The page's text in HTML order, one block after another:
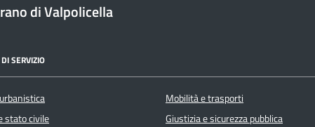
di Valpolicella
SERVIZIO
stato civile
Mobilità e trasporti
Giustizia e sicurezza pubblica